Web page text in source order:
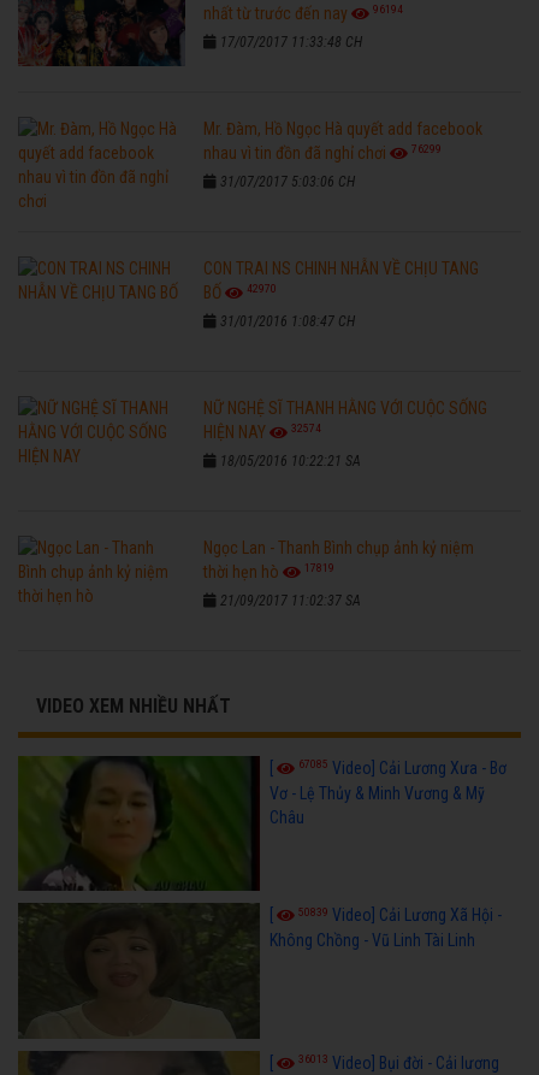
nhất từ trước đến nay
96194
17/07/2017 11:33:48 CH
Mr. Đàm, Hồ Ngọc Hà quyết add facebook
nhau vì tin đồn đã nghỉ chơi
76299
31/07/2017 5:03:06 CH
CON TRAI NS CHINH NHẪN VỀ CHỊU TANG
BỐ
42970
31/01/2016 1:08:47 CH
NỮ NGHỆ SĨ THANH HẰNG VỚI CUỘC SỐNG
HIỆN NAY
32574
18/05/2016 10:22:21 SA
Ngọc Lan - Thanh Bình chụp ảnh kỷ niệm
thời hẹn hò
17819
21/09/2017 11:02:37 SA
VIDEO XEM NHIỀU NHẤT
[ 67085 Video] Cải Lương Xưa - Bơ
Vơ - Lệ Thủy & Minh Vương & Mỹ
Châu
50839 Video] Cải Lương Xã Hội -
Không Chồng - Vũ Linh Tài Linh
36013 Video] Bụi đời - Cải lương